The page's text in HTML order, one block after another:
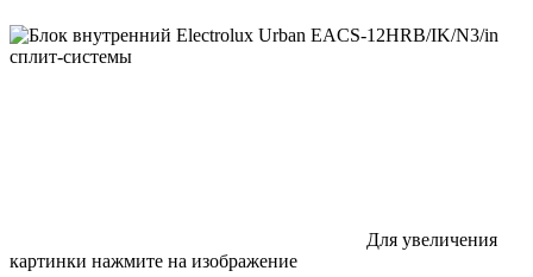
Для увеличения
картинки нажмите на изображение